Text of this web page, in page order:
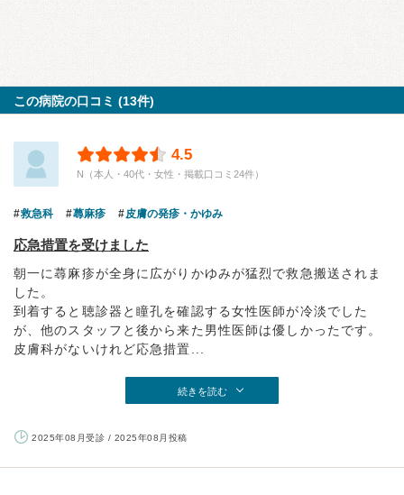
この病院の口コミ (13件)
4.5
N（本人・40代・女性・掲載口コミ24件）
救急科 蕁麻疹 皮膚の発疹・かゆみ
応急措置を受けました
朝一に蕁麻疹が全身に広がりかゆみが猛烈で救急搬送されま
した。
到着すると聴診器と瞳孔を確認する女性医師が冷淡でした
が、他のスタッフと後から来た男性医師は優しかったです。
皮膚科がないけれど応急措置...
続きを読む
2025年08月受診 / 2025年08月投稿